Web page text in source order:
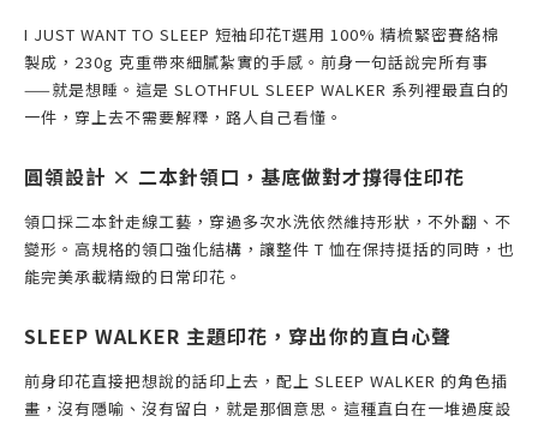
I JUST WANT TO SLEEP 短袖印花T選用 100% 精梳緊密賽絡棉
製成，230g 克重帶來細膩紮實的手感。前身一句話說完所有事
——就是想睡。這是 SLOTHFUL SLEEP WALKER 系列裡最直白的
一件，穿上去不需要解釋，路人自己看懂。
圓領設計 × 二本針領口，基底做對才撐得住印花
領口採二本針走線工藝，穿過多次水洗依然維持形狀，不外翻、不
變形。高規格的領口強化結構，讓整件 T 恤在保持挺括的同時，也
能完美承載精緻的日常印花。
SLEEP WALKER 主題印花，穿出你的直白心聲
前身印花直接把想說的話印上去，配上 SLEEP WALKER 的角色插
畫，沒有隱喻、沒有留白，就是那個意思。這種直白在一堆過度設